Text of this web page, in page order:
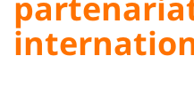
content
Titre
de
page